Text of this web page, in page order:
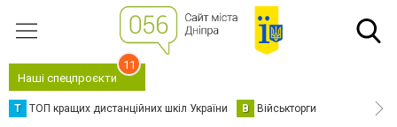
Наші спецпроєкти
11
Т ТОП кращих дистанційних шкіл України В Військторги